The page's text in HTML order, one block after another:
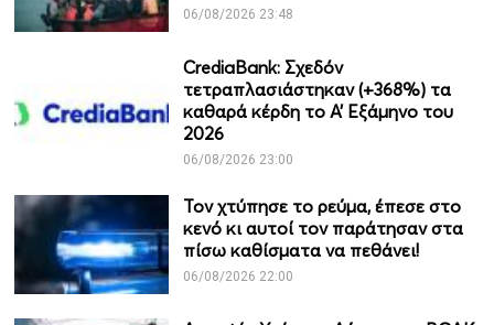
06/08/2026 23:48
CrediaBank: Σχεδόν
τετραπλασιάστηκαν (+368%) τα
καθαρά κέρδη το Α’ Εξάμηνο του
2026
06/08/2026 23:00
Τον χτύπησε το ρεύμα, έπεσε στο
κενό κι αυτοί τον παράτησαν στα
πίσω καθίσματα να πεθάνει!
06/08/2026 22:00